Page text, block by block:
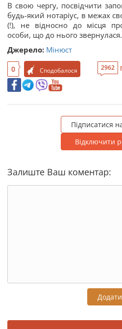
В свою чергу, посвідчити
будь-який нотаріус, в межах
(!), не відносно до місця
особи, що до нього звернулася.
Джерело: Мінюст
0 Сподобалося 2962
Підписатися
Відключити
Залиште Ваш коментар:
Додати